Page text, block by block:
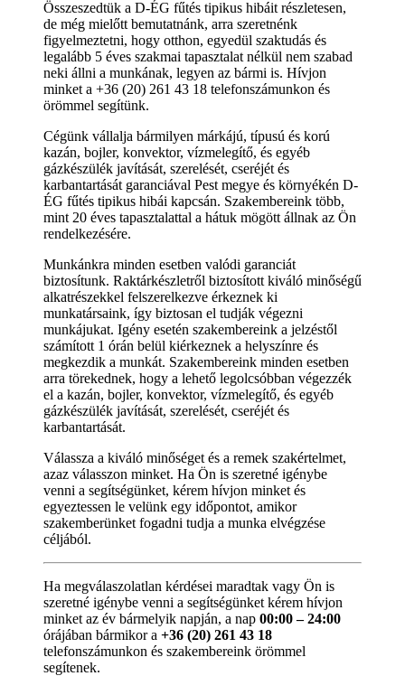
Összeszedtük a D-ÉG fűtés tipikus hibáit részletesen,
de még mielőtt bemutatnánk, arra szeretnénk
figyelmeztetni, hogy otthon, egyedül szaktudás és
legalább 5 éves szakmai tapasztalat nélkül nem szabad
neki állni a munkának, legyen az bármi is. Hívjon
minket a +36 (20) 261 43 18 telefonszámunkon és
örömmel segítünk.
Cégünk vállalja bármilyen márkájú, típusú és korú
kazán, bojler, konvektor, vízmelegítő, és egyéb
gázkészülék javítását, szerelését, cseréjét és
karbantartását garanciával Pest megye és környékén D-
ÉG fűtés tipikus hibái kapcsán. Szakembereink több,
mint 20 éves tapasztalattal a hátuk mögött állnak az Ön
rendelkezésére.
Munkánkra minden esetben valódi garanciát
biztosítunk. Raktárkészletről biztosított kiváló minőségű
alkatrészekkel felszerelkezve érkeznek ki
munkatársaink, így biztosan el tudják végezni
munkájukat. Igény esetén szakembereink a jelzéstől
számított 1 órán belül kiérkeznek a helyszínre és
megkezdik a munkát. Szakembereink minden esetben
arra törekednek, hogy a lehető legolcsóbban végezzék
el a kazán, bojler, konvektor, vízmelegítő, és egyéb
gázkészülék javítását, szerelését, cseréjét és
karbantartását.
Válassza a kiváló minőséget és a remek szakértelmet,
azaz válasszon minket. Ha Ön is szeretné igénybe
venni a segítségünket, kérem hívjon minket és
egyeztessen le velünk egy időpontot, amikor
szakemberünket fogadni tudja a munka elvégzése
céljából.
Ha megválaszolatlan kérdései maradtak vagy Ön is
szeretné igénybe venni a segítségünket kérem hívjon
minket az év bármelyik napján, a nap 00:00 – 24:00
órájában bármikor a +36 (20) 261 43 18
telefonszámunkon és szakembereink örömmel
segítenek.